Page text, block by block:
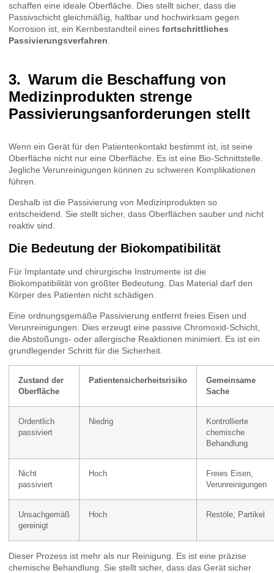
schaffen eine ideale Oberfläche. Dies stellt sicher, dass die
Passivschicht gleichmäßig, haltbar und hochwirksam gegen
Korrosion ist, ein Kernbestandteil eines fortschrittliches
Passivierungsverfahren.
Warum die Beschaffung von
Medizinprodukten strenge
Passivierungsanforderungen stellt
Wenn ein Gerät für den Patientenkontakt bestimmt ist, ist seine
Oberfläche nicht nur eine Oberfläche. Es ist eine Bio-Schnittstelle.
Jegliche Verunreinigungen können zu schweren Komplikationen
führen.
Deshalb ist die Passivierung von Medizinprodukten so
entscheidend. Sie stellt sicher, dass Oberflächen sauber und nicht
reaktiv sind.
Die Bedeutung der Biokompatibilität
Für Implantate und chirurgische Instrumente ist die
Biokompatibilität von größter Bedeutung. Das Material darf den
Körper des Patienten nicht schädigen.
Eine ordnungsgemäße Passivierung entfernt freies Eisen und
Verunreinigungen. Dies erzeugt eine passive Chromoxid-Schicht,
die Abstoßungs- oder allergische Reaktionen minimiert. Es ist ein
grundlegender Schritt für die Sicherheit.
Zustand der
Oberfläche
Patientensicherheitsrisiko
Gemeinsame
Sache
Ordentlich
passiviert
Niedrig
Kontrollierte
chemische
Behandlung
Nicht
passiviert
Hoch
Freies Eisen,
Verunreinigungen
Unsachgemäß
gereinigt
Hoch Restöle, Partikel
Dieser Prozess ist mehr als nur Reinigung. Es ist eine präzise
chemische Behandlung. Sie stellt sicher, dass das Gerät sicher